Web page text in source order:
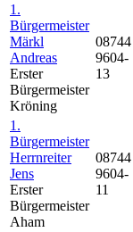
1.
Bürgermeister
Märkl
Andreas
Erster
Bürgermeister
Kröning
08744
9604-
13
1.
Bürgermeister
Herrnreiter
Jens
Erster
Bürgermeister
Aham
08744
9604-
11